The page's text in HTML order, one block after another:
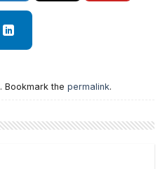
. Bookmark the permalink.